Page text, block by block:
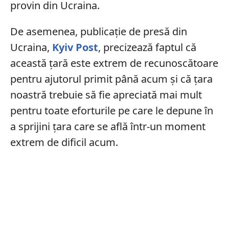
provin din Ucraina.
De asemenea, publicație de presă din
Ucraina, Kyiv Post, precizează faptul că
această țară este extrem de recunoscătoare
pentru ajutorul primit până acum și că țara
noastră trebuie să fie apreciată mai mult
pentru toate eforturile pe care le depune în
a sprijini țara care se află într-un moment
extrem de dificil acum.